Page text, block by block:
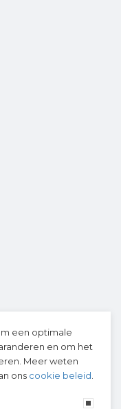
een optimale
en om het
Meer weten
ons cookie beleid